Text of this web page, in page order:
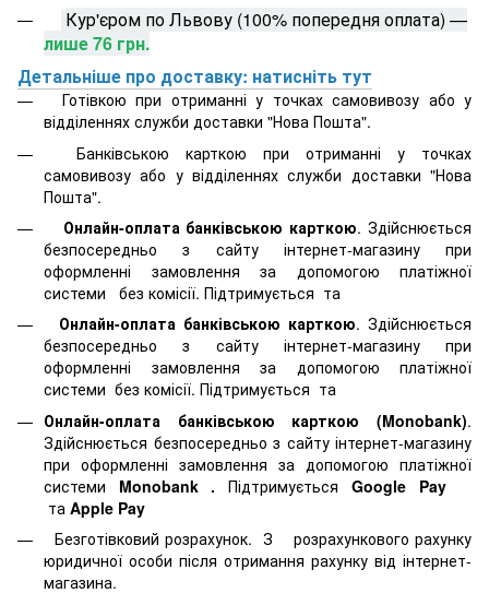
Кур'єром по Львову (100% попередня оплата) —
лише 76 грн.
Детальніше про доставку: натисніть тут
Готівкою при отриманні у точках самовивозу або у
відділеннях служби доставки "Нова Пошта".
Банківською карткою при отриманні у точках
самовивозу або у відділеннях служби доставки "Нова
Пошта".
Онлайн-оплата банківською карткою. Здійснюється
безпосередньо з сайту інтернет-магазину при
оформленні замовлення за допомогою платіжної
системи
без комісії. Підтримується та
Онлайн-оплата банківською карткою. Здійснюється
безпосередньо з сайту інтернет-магазину при
оформленні замовлення за допомогою платіжної
системи без комісії. Підтримується та
Онлайн-оплата банківською карткою (Monobank).
Здійснюється безпосередньо з сайту інтернет-магазину
при оформленні замовлення за допомогою платіжної
системи Monobank .Підтримується Google Pay
та Apple Pay
Безготівковий розрахунок. З розрахункового рахунку
юридичної особи після отримання рахунку від інтернет-
магазина.